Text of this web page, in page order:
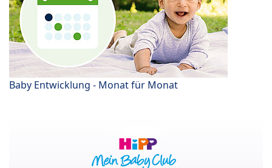
Baby Entwicklung - Monat für Monat